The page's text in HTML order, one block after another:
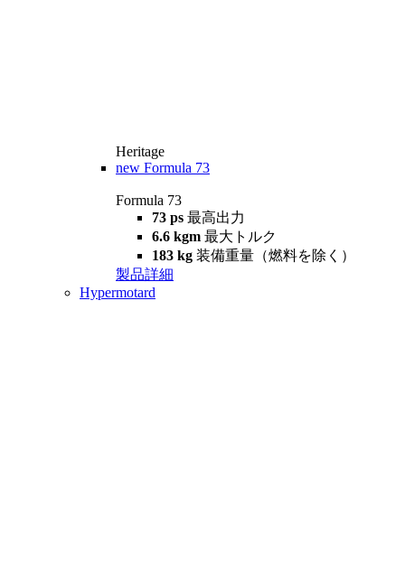
Heritage
new Formula 73
Formula 73
73 ps 最高出力
6.6 kgm 最大トルク
183 kg 装備重量（燃料を除く）
製品詳細
Hypermotard